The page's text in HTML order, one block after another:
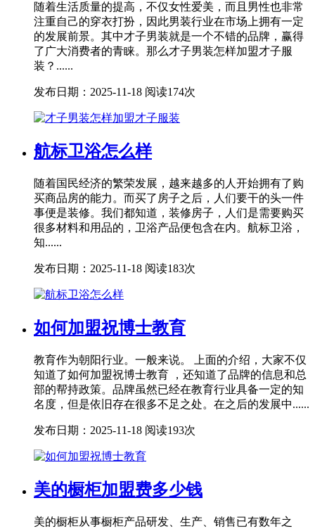
随着生活质量的提高，不仅女性爱美，而且男性也非常
注重自己的穿衣打扮，因此男装行业在市场上拥有一定
的发展前景。其中才子男装就是一个不错的品牌，赢得
了广大消费者的青睐。那么才子男装怎样加盟才子服
装？......
发布日期：2025-11-18 阅读174次
航标卫浴怎么样
随着国民经济的繁荣发展，越来越多的人开始拥有了购
买商品房的能力。而买了房子之后，人们要干的头一件
事便是装修。我们都知道，装修房子，人们是需要购买
很多材料和用品的，卫浴产品便包含在内。航标卫浴，
知......
发布日期：2025-11-18 阅读183次
如何加盟祝博士教育
教育作为朝阳行业。一般来说。 上面的介绍，大家不仅
知道了如何加盟祝博士教育 ，还知道了品牌的信息和总
部的帮持政策。品牌虽然已经在教育行业具备一定的知
名度，但是依旧存在很多不足之处。在之后的发展中......
发布日期：2025-11-18 阅读193次
美的橱柜加盟费多少钱
美的橱柜从事橱柜产品研发、生产、销售已有数年之